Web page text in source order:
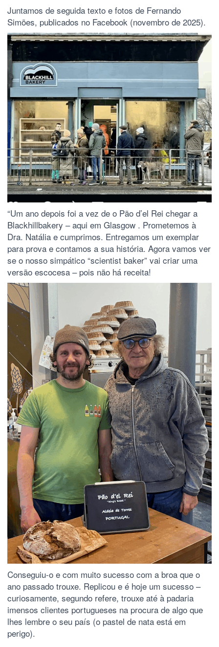
Juntamos de seguida texto e fotos de Fernando
Simões, publicados no Facebook (novembro de 2025).
“Um ano depois foi a vez de o Pão d’el Rei chegar a
Blackhillbakery – aqui em Glasgow . Prometemos à
Dra. Natália e cumprimos. Entregamos um exemplar
para prova e contamos a sua história. Agora vamos ver
se o nosso simpático “scientist baker” vai criar uma
versão escocesa – pois não há receita!
Conseguiu-o e com muito sucesso com a broa que o
ano passado trouxe. Replicou e é hoje um sucesso –
curiosamente, segundo refere, trouxe até à padaria
imensos clientes portugueses na procura de algo que
lhes lembre o seu país (o pastel de nata está em
perigo).